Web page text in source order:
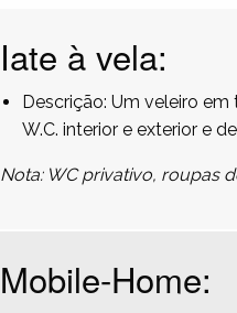
Iate à vela:
Descrição: Um veleiro
W.C. interior e exterior e
Nota: WC privativo, roupas
Mobile-Home: